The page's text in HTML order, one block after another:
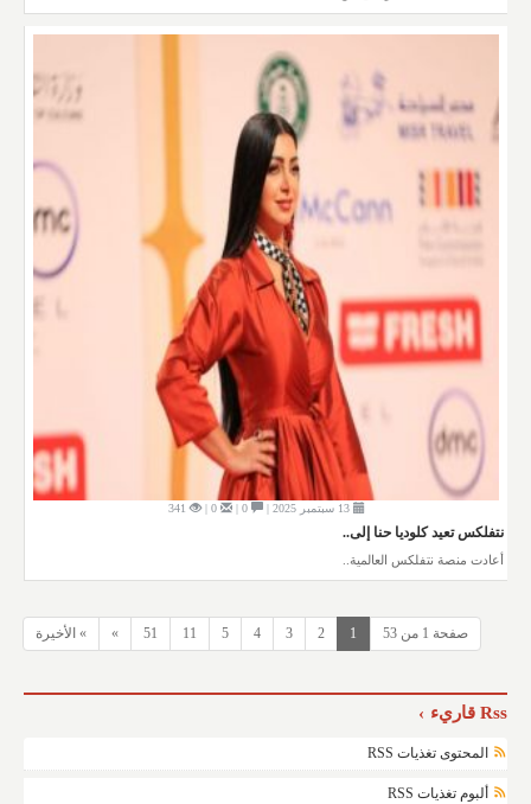
13 سبتمبر 2025 | 0 |
0 |
341
نتفلكس تعيد كلوديا حنا إلى..
أعادت منصة نتفلكس العالمية..
صفحة 1 من 53 1
2
3
4
5
11
51
» » الأخيرة
Rss قاريء
المحتوى تغذيات RSS
ألبوم تغذيات RSS